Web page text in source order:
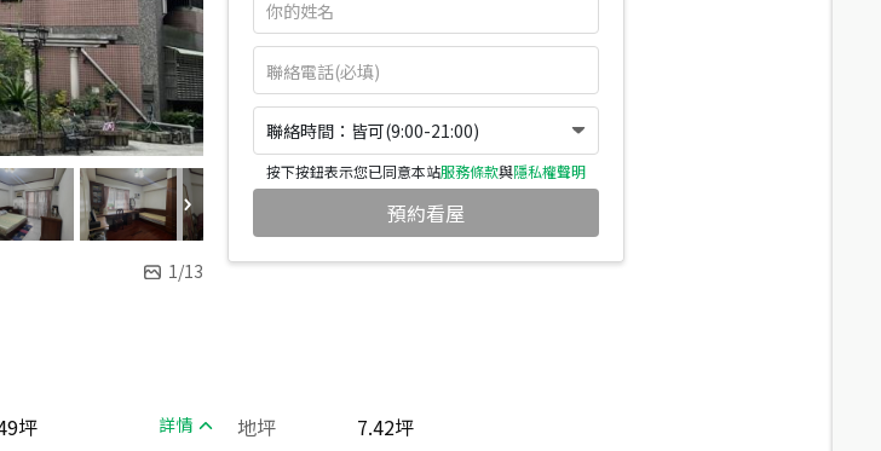
1/13
聯絡時間：皆可(9:00-21:00)
按下按鈕表示您已同意本站服務條款與隱私權聲明
預約看屋
坪 詳情 地坪
7.42坪